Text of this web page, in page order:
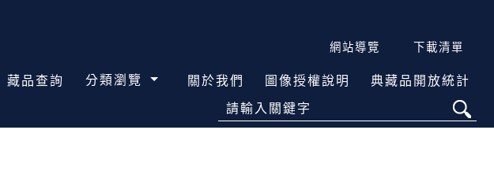
網站導覽 下載清單
藏品查詢 分類瀏覽 關於我們 圖像授權說明 典藏品開放統計
請輸入關鍵字